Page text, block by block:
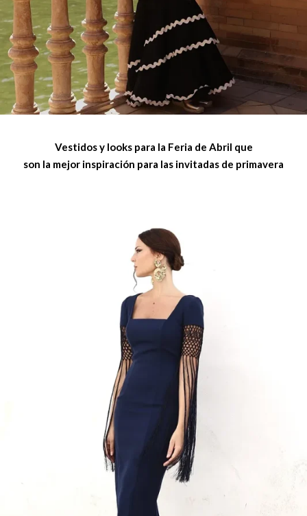
Vestidos y looks para la Feria de Abril que
son la mejor inspiración para las invitadas de primavera